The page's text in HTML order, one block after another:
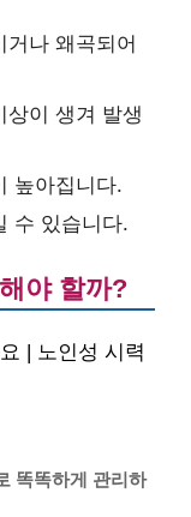
거나 왜곡되어
상이 생겨 발생
높아집니다.
수 있습니다.
야 할까?
| 노인성 시력
똑똑하게 관리하